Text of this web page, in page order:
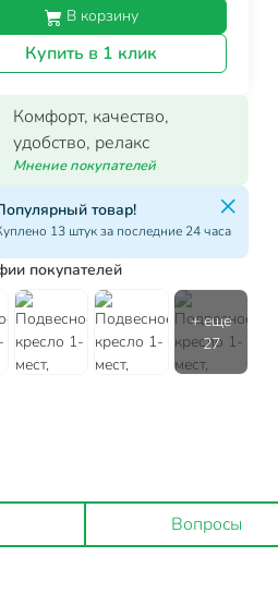
В корзину
Купить в 1 клик
Комфорт, качество,
удобство, релакс
Мнение покупателей
товар!
13 штук за последние 24 часа
покупателей
Вопросы